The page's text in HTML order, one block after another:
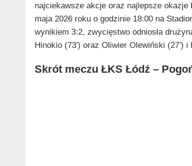
najciekawsze akcje oraz najlepsze
maja 2026 roku o godzinie 18:00 na
wynikiem 3:2, zwycięstwo odniosła
Hinokio (73′) oraz Oliwier Olewiński (27′)
Skrót meczu ŁKS Łódź –